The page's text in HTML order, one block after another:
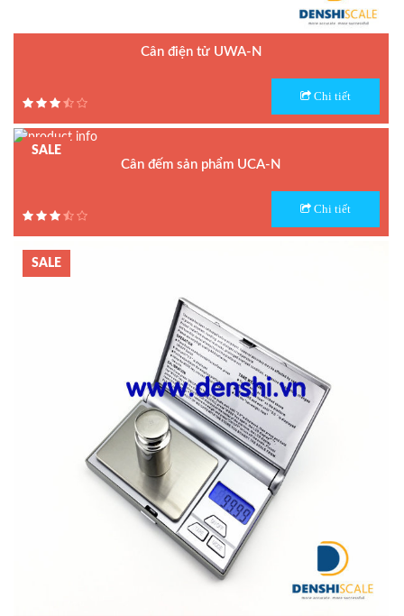
Cân điện tử UWA-N
Hãng sản xuất : UTE
Bảo hành: 1.5 năm
Chi tiết
SALE
Cân đếm sản phẩm UCA-N
Hãng sản xuất : UTE - Taiwan
Chi tiết
SALE